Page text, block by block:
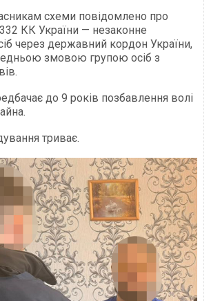
схеми повідомлено про
332 КК України — незаконне
через державний кордон України,
змовою групою осіб з
до 9 років позбавлення волі
триває.